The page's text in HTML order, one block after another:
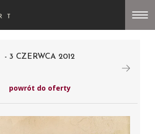
- 3 CZERWCA 2012
powrót do oferty